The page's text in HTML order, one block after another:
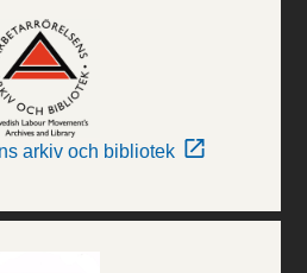
arkiv och bibliotek